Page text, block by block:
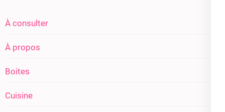
À consulter
À propos
Boites
Cuisine